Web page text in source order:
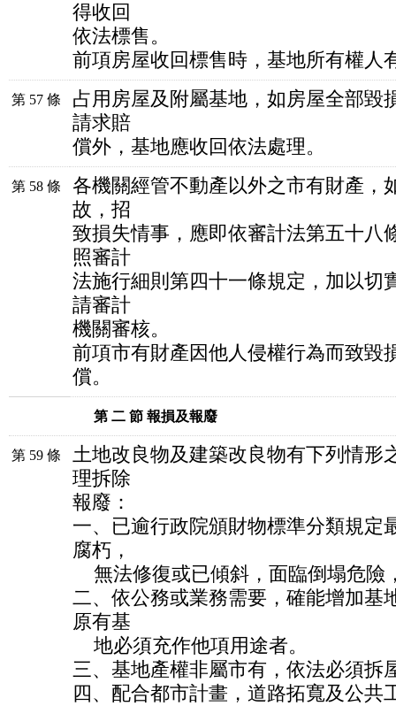
得收回
依法標售。
前項房屋收回標售時，基地所有權人
第 57 條
占用房屋及附屬基地，如房屋全部毀
請求賠
償外，基地應收回依法處理。
第 58 條
各機關經管不動產以外之市有財產，
故，招
致損失情事，應即依審計法第五十八
照審計
法施行細則第四十一條規定，加以切
請審計
機關審核。
前項市有財產因他人侵權行為而致毀
償。
第 二 節 報損及報廢
第 59 條
土地改良物及建築改良物有下列情形
理拆除
報廢：
一、已逾行政院頒財物標準分類規定
腐朽，
無法修復或已傾斜，面臨倒塌危險
二、依公務或業務需要，確能增加基
原有基
地必須充作他項用途者。
三、基地產權非屬市有，依法必須拆
四、配合都市計畫，道路拓寬及公共